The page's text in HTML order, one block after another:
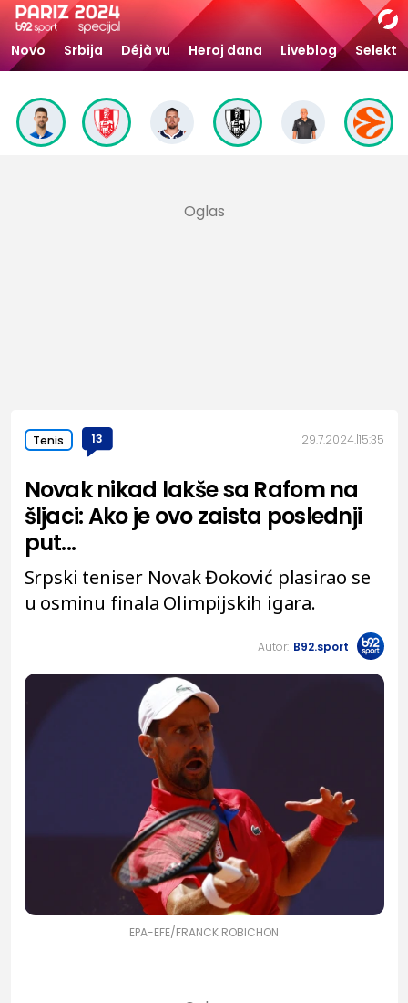
Novo Srbija Déjà vu Heroj dana Liveblog
Tenis 13 29.7.2024. 15:35
Novak nikad lakše sa Rafom na
šljaci: Ako je ovo zaista poslednji
put...
Srpski teniser Novak Đoković plasirao se
u osminu finala Olimpijskih igara.
Autor: B92.sport
EPA-EFE/FRANCK ROBICHON